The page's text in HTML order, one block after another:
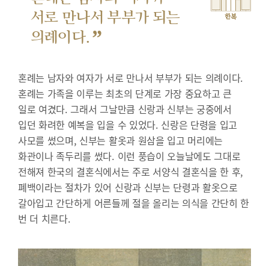
서로 만나서 부부가 되는
의례이다. ”
한복
혼례는 남자와 여자가 서로 만나서 부부가 되는 의례이다.
혼례는 가족을 이루는 최초의 단계로 가장 중요하고 큰
일로 여겼다. 그래서 그날만큼 신랑과 신부는 궁중에서
입던 화려한 예복을 입을 수 있었다. 신랑은 단령을 입고
사모를 썼으며, 신부는 활옷과 원삼을 입고 머리에는
화관이나 족두리를 썼다. 이런 풍습이 오늘날에도 그대로
전해져 한국의 결혼식에서는 주로 서양식 결혼식을 한 후,
폐백이라는 절차가 있어 신랑과 신부는 단령과 활옷으로
갈아입고 간단하게 어른들께 절을 올리는 의식을 간단히 한
번 더 치른다.